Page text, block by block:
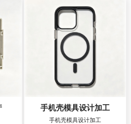
手机壳模具设计加工
手机壳模具设计加工